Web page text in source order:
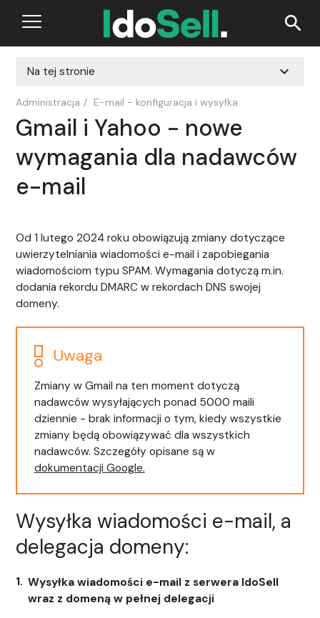
search
Na tej stronie expand_more
Administracja / E-mail - konfiguracja i wysyłka
Gmail i Yahoo - nowe
wymagania dla nadawców
e-mail
Od 1 lutego 2024 roku obowiązują zmiany dotyczące
uwierzytelniania wiadomości e-mail i zapobiegania
wiadomościom typu SPAM. Wymagania dotyczą m.in.
dodania rekordu DMARC w rekordach DNS swojej
domeny.
Uwaga
Zmiany w Gmail na ten moment dotyczą
nadawców wysyłających ponad 5000 maili
dziennie - brak informacji o tym, kiedy wszystkie
zmiany będą obowiązywać dla wszystkich
nadawców. Szczegóły opisane są w
dokumentacji Google.
Wysyłka wiadomości e-mail, a
delegacja domeny:
Wysyłka wiadomości e-mail z serwera IdoSell
wraz z domeną w pełnej delegacji